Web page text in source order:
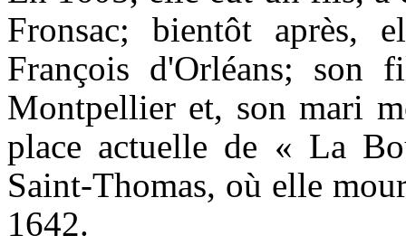
Fronsac; bientôt après,
François d'Orléans;
Montpellier et, son mari
place actuelle de « La
Saint-Thomas, où elle
1642.